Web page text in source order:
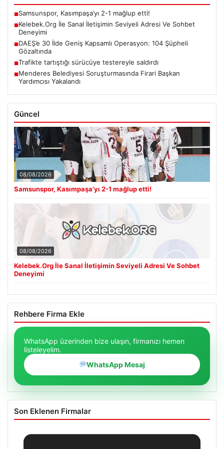
■Samsunspor, Kasımpaşa’yı 2-1 mağlup etti!
■Kelebek.Org İle Sanal İletişimin Seviyeli Adresi Ve Sohbet
Deneyimi
■DAEŞ’e 30 İlde Geniş Kapsamlı Operasyon: 104 Şüpheli
Gözaltında
■Trafikte tartıştığı sürücüye testereyle saldırdı
■Menderes Belediyesi Soruşturmasında Firari Başkan
Yardımcısı Yakalandı
Güncel
08/08/2026
Samsunspor, Kasımpaşa’yı 2-1 mağlup etti!
08/08/2026
Kelebek.Org İle Sanal İletişimin Seviyeli Adresi Ve Sohbet
Deneyimi
Rehbere Firma Ekle
WhatsApp üzerinden bize ulaşın, firmanızı hemen
listeleyelim.
WhatsApp Mesaj
Son Eklenen Firmalar